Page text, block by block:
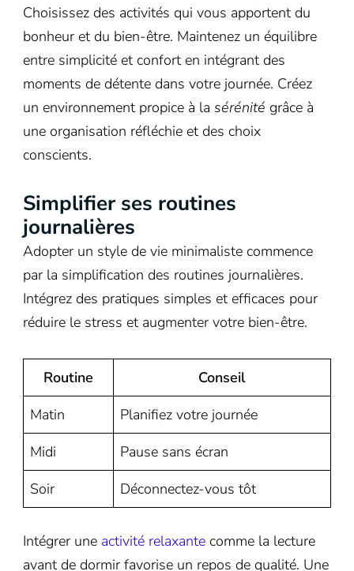
Choisissez des activités qui vous apportent du
bonheur et du bien-être. Maintenez un équilibre
entre simplicité et confort en intégrant des
moments de détente dans votre journée. Créez
un environnement propice à la sérénité grâce à
une organisation réfléchie et des choix
conscients.
Simplifier ses routines
journalières
Adopter un style de vie minimaliste commence
par la simplification des routines journalières.
Intégrez des pratiques simples et efficaces pour
réduire le stress et augmenter votre bien-être.
Routine
Conseil
Matin
Planifiez votre journée
Midi
Pause sans écran
Soir
Déconnectez-vous tôt
Intégrer une activité relaxante comme la lecture
avant de dormir favorise un repos de qualité. Une